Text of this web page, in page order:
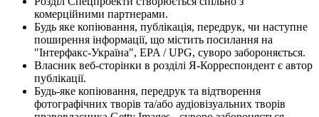
комерційними партнерами.
Будь яке копіювання, публікація, передрук, чи наступне
поширення інформації, що містить посилання на
"Інтерфакс-Україна", EPA / UPG, суворо забороняється.
Власник веб-сторінки в розділі Я-Корреспондент є автор
публікації.
Будь-яке копіювання, передрук та відтворення
фотографічних творів та/або аудіовізуальних творів